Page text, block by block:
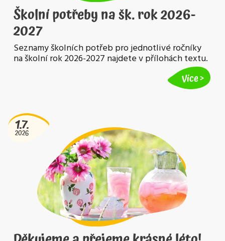
Školní potřeby na šk. rok 2026-
2027
Seznamy školních potřeb pro jednotlivé ročníky
na školní rok 2026-2027 najdete v přílohách textu.
Více
1.7.
2026